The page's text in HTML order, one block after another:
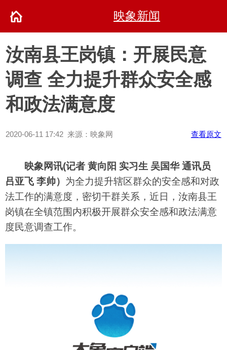
映象新闻
汝南县王岗镇：开展民意
调查 全力提升群众安全感
和政法满意度
2020-06-11 17:42 来源：映象网 查看原文
映象网讯(记者 黄向阳 实习生 吴国华 通讯员
吕亚飞 李帅） 为全力提升辖区群众的安全感和对政
法工作的满意度，密切干群关系，近日，汝南县王
岗镇在全镇范围内积极开展群众安全感和政法满意
度民意调查工作。